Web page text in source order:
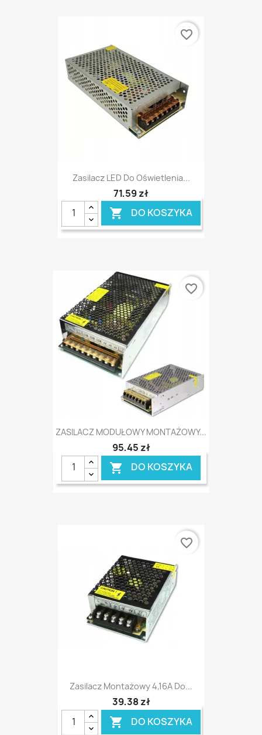
Zasilacz LED Do Oświetlenia...
71,59 zł
 DO KOSZYKA
favorite_border
ZASILACZ MODUŁOWY MONTAŻOWY...
95,45 zł
 DO KOSZYKA
favorite_border
Zasilacz Montażowy 4,16A Do...
39,38 zł
 DO KOSZYKA
favorite_border